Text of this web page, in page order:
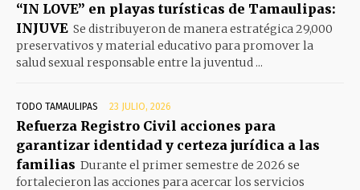
“IN LOVE” en playas turísticas de Tamaulipas:
INJUVE Se distribuyeron de manera estratégica 29,000
preservativos y material educativo para promover la
salud sexual responsable entre la juventud ...
TODO TAMAULIPAS 23 JULIO, 2026
Refuerza Registro Civil acciones para
garantizar identidad y certeza jurídica a las
familias Durante el primer semestre de 2026 se
fortalecieron las acciones para acercar los servicios